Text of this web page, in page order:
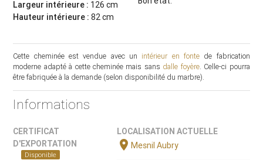
Largeur intérieure : 126 cm
Hauteur intérieure :82 cm
Cette cheminée est vendue avec un intérieur en fontede fabrication
moderne adapté à cette cheminée mais sans dalle foyère. Celle-ci pourra
être fabriquée à la demande (selon disponibilité du marbre).
Informations
CERTIFICAT
D'EXPORTATION
Disponible
LOCALISATION ACTUELLE
location_onMesnil Aubry